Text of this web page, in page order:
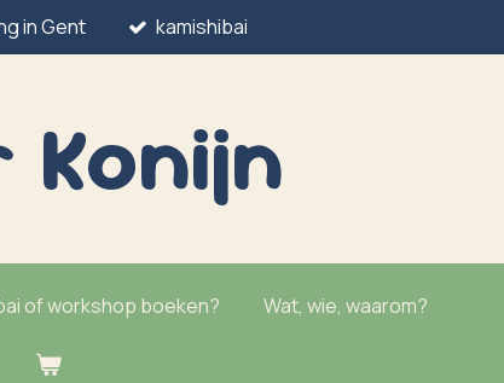
in Gent kamishibai
Konijn
of workshop boeken? Wat, wie, waarom?